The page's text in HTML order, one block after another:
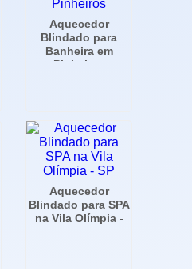
Aquecedor
Blindado para
Banheira em
Pinheiros
Aquecedor
Blindado para SPA
na Vila Olímpia -
SP